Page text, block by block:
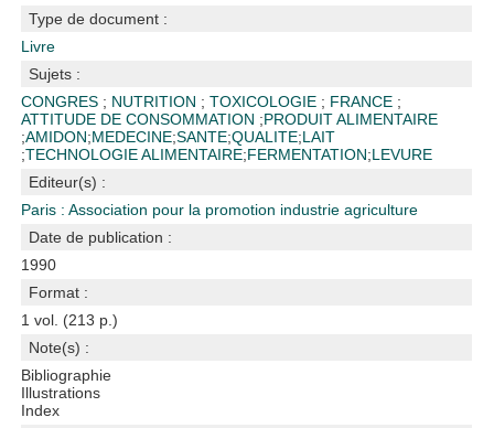
Type de document :
Livre
Sujets :
CONGRES ; NUTRITION ;TOXICOLOGIE ; FRANCE ;
ATTITUDE DE CONSOMMATION ;PRODUIT ALIMENTAIRE
;AMIDON;MEDECINE;SANTE;QUALITE;LAIT
;TECHNOLOGIE ALIMENTAIRE;FERMENTATION;LEVURE
Editeur(s) :
Paris : Association pour la promotion industrie agriculture
Date de publication :
1990
Format :
1 vol. (213 p.)
Note(s) :
Bibliographie
Illustrations
Index